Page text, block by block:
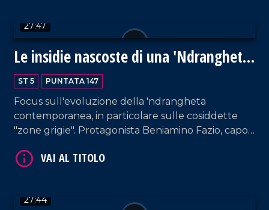
Base.
27:47
Le insidie nascoste di una 'Ndrangheta
in evoluzione
ST 5 PUNTATA 147
Focus sull'evoluzione della 'ndrangheta
contemporanea, in particolare sulle cosiddette
"zone grigie". Protagonista Beniamino Fazio, capo
Catanzaro, figura di primo piano nell'azione di
Pedagogia dell'Antimafia all'Università della
27:44
VAI AL TITOLO